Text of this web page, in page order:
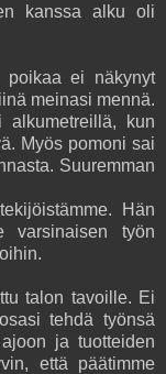
kanssa alku oli
poikaa ei näkynyt
meinasi mennä.
kun
Myös pomoni sai
Suuremman
Hän
varsinaisen työn
talon tavoille. Ei
tehdä työnsä
ja tuotteiden
että päätimme